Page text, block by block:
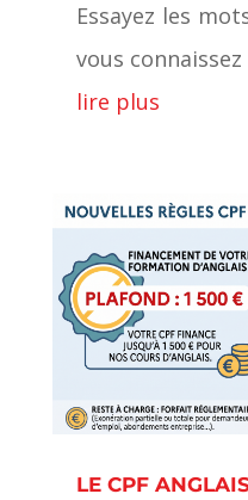
Essayez les
vous connaissez
lire plus
LE CPF